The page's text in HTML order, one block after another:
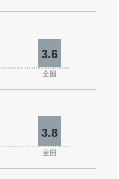
3.6
全国
3.8
全国